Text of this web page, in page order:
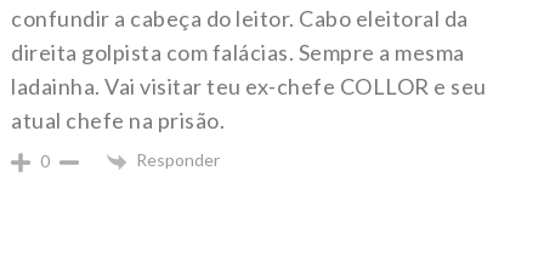
confundir a cabeça do leitor. Cabo eleitoral da
direita golpista com falácias. Sempre a mesma
ladainha. Vai visitar teu ex-chefe COLLOR e seu
atual chefe na prisão.
0 Responder